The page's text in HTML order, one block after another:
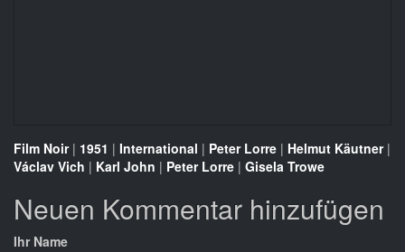
Film Noir| 1951 | International | Peter Lorre | Helmut Käutner|
Václav Vich | Karl John | Peter Lorre | Gisela Trowe
Neuen Kommentar hinzufügen
Ihr Name